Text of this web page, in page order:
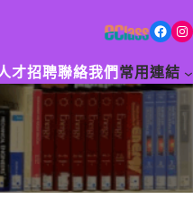
Facebook Instagram
才招聘聯絡我們 常用連結